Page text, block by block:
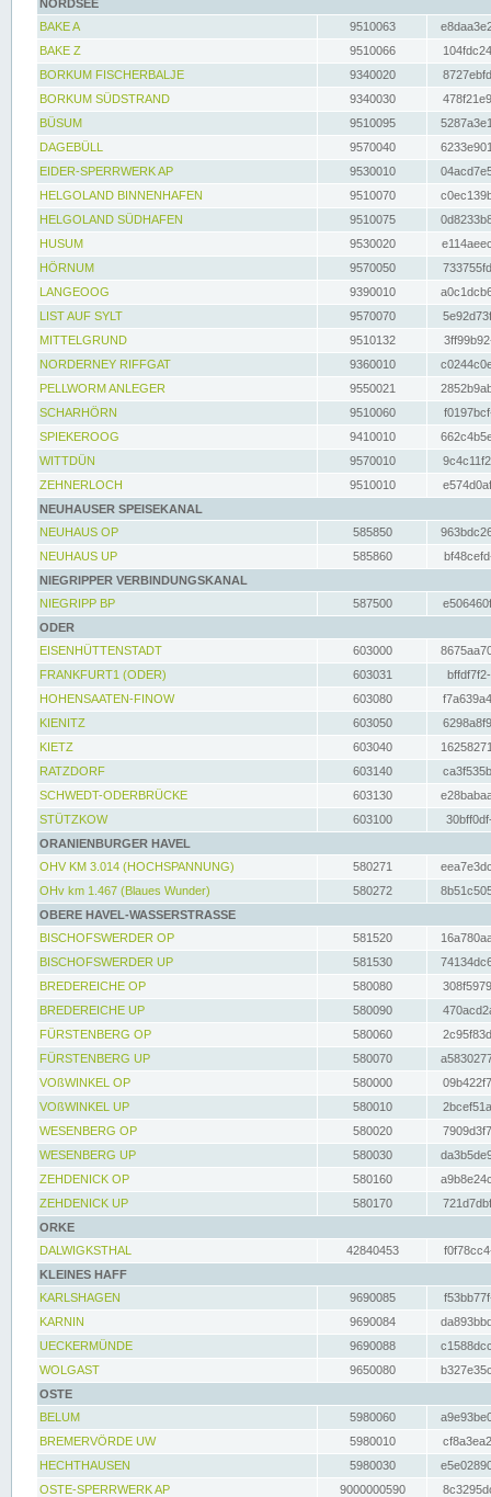
NORDSEE
BAKE A
9510063
BAKE Z
9510066
BORKUM FISCHERBALJE
9340020
BORKUM SÜDSTRAND
9340030
BÜSUM
9510095
DAGEBÜLL
9570040
EIDER-SPERRWERK AP
9530010
HELGOLAND BINNENHAFEN
9510070
HELGOLAND SÜDHAFEN
9510075
HUSUM
9530020
HÖRNUM
9570050
LANGEOOG
9390010
LIST AUF SYLT
9570070
MITTELGRUND
9510132
NORDERNEY RIFFGAT
9360010
PELLWORM ANLEGER
9550021
SCHARHÖRN
9510060
SPIEKEROOG
9410010
WITTDÜN
9570010
ZEHNERLOCH
9510010
NEUHAUSER SPEISEKANAL
NEUHAUS OP
585850
NEUHAUS UP
585860
NIEGRIPPER VERBINDUNGSKANAL
NIEGRIPP BP
587500
ODER
EISENHÜTTENSTADT
603000
FRANKFURT1 (ODER)
603031
HOHENSAATEN-FINOW
603080
KIENITZ
603050
KIETZ
603040
RATZDORF
603140
SCHWEDT-ODERBRÜCKE
603130
STÜTZKOW
603100
ORANIENBURGER HAVEL
OHV KM 3.014 (HOCHSPANNUNG)
580271
OHv km 1.467 (Blaues Wunder)
580272
OBERE HAVEL-WASSERSTRASSE
BISCHOFSWERDER OP
581520
BISCHOFSWERDER UP
581530
BREDEREICHE OP
580080
BREDEREICHE UP
580090
FÜRSTENBERG OP
580060
FÜRSTENBERG UP
580070
VOßWINKEL OP
580000
VOßWINKEL UP
580010
WESENBERG OP
580020
WESENBERG UP
580030
ZEHDENICK OP
580160
ZEHDENICK UP
580170
ORKE
DALWIGKSTHAL
42840453
KLEINES HAFF
KARLSHAGEN
9690085
KARNIN
9690084
UECKERMÜNDE
9690088
WOLGAST
9650080
OSTE
BELUM
5980060
BREMERVÖRDE UW
5980010
HECHTHAUSEN
5980030
OSTE-SPERRWERK AP
9000000590